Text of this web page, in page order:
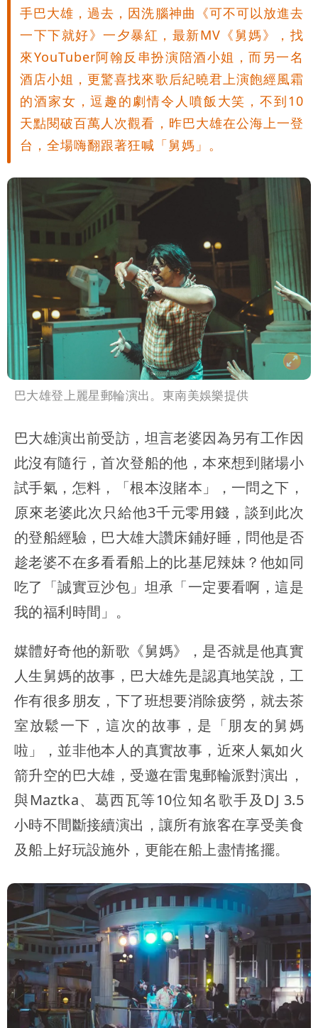
手巴大雄，過去，因洗腦神曲《可不可以放進去
一下下就好》一夕暴紅，最新MV《舅媽》，找
來YouTuber阿翰反串扮演陪酒小姐，而另一名
酒店小姐，更驚喜找來歌后紀曉君上演飽經風霜
的酒家女，逗趣的劇情令人噴飯大笑，不到10
天點閱破百萬人次觀看，昨巴大雄在公海上一登
台，全場嗨翻跟著狂喊「舅媽」。
巴大雄登上麗星郵輪演出。東南美娛樂提供
巴大雄演出前受訪，坦言老婆因為另有工作因
此沒有隨行，首次登船的他，本來想到賭場小
試手氣，怎料，「根本沒賭本」，一問之下，
原來老婆此次只給他3千元零用錢，談到此次
的登船經驗，巴大雄大讚床鋪好睡，問他是否
趁老婆不在多看看船上的比基尼辣妹？他如同
吃了「誠實豆沙包」坦承「一定要看啊，這是
我的福利時間」。
媒體好奇他的新歌《舅媽》，是否就是他真實
人生舅媽的故事，巴大雄先是認真地笑說，工
作有很多朋友，下了班想要消除疲勞，就去茶
室放鬆一下，這次的故事，是「朋友的舅媽
啦」，並非他本人的真實故事，近來人氣如火
箭升空的巴大雄，受邀在雷鬼郵輪派對演出，
與Maztka、葛西瓦等10位知名歌手及DJ 3.5
小時不間斷接續演出，讓所有旅客在享受美食
及船上好玩設施外，更能在船上盡情搖擺。